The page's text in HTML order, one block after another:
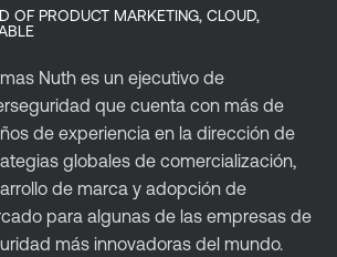
OF PRODUCT MARKETING, CLOUD,
Nuth es un ejecutivo de
que cuenta con más de
de experiencia en la dirección de
globales de comercialización,
de marca y adopción de
para algunas de las empresas de
más innovadoras del mundo.